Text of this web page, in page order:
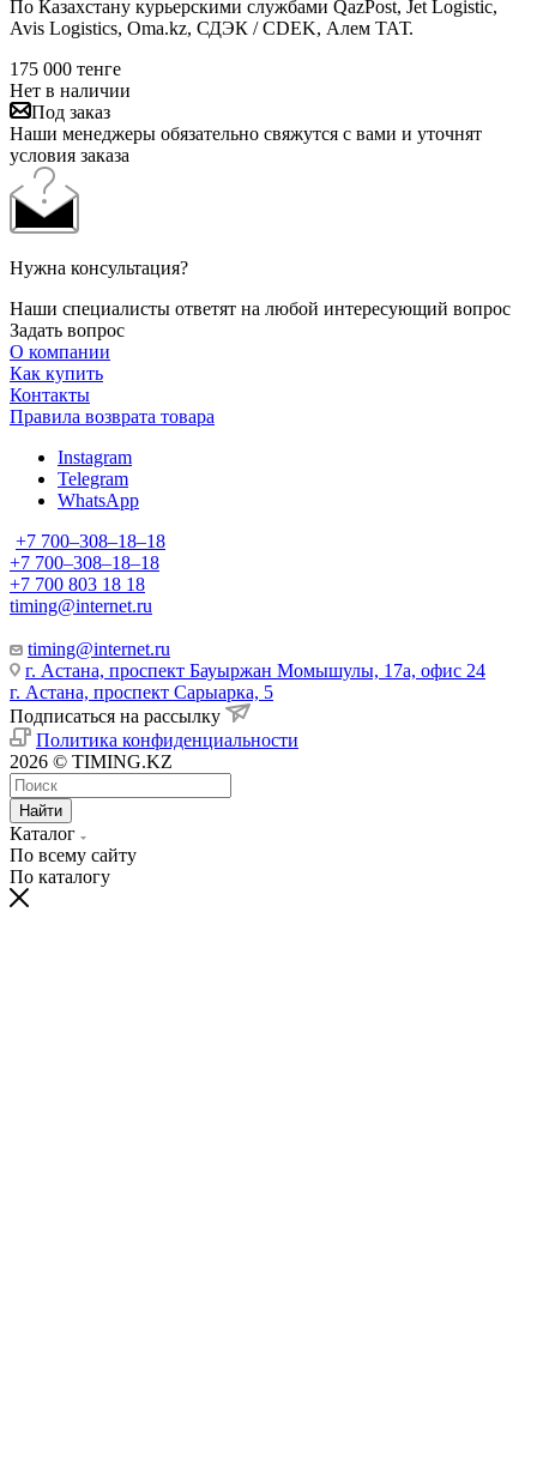
По Казахстану курьерскими службами QazPost, Jet Logistic,
Avis Logistics, Oma.kz, СДЭК / CDEK, Алем ТАТ.
175 000 тенге
Нет в наличии
Под заказ
Наши менеджеры обязательно свяжутся с вами и уточнят
условия заказа
Нужна консультация?
Наши специалисты ответят на любой интересующий вопрос
Задать вопрос
О компании
Как купить
Контакты
Правила возврата товара
Instagram
Telegram
WhatsApp
+7 700‒308‒18‒18
+7 700‒308‒18‒18
+7 700 803 18 18
timing@internet.ru
timing@internet.ru
г. Астана, проспект Бауыржан Момышулы, 17а, офис 24
г. Астана, проспект Сарыарка, 5
Подписаться на рассылку
Политика конфиденциальности
2026 © TIMING.KZ
Найти
Каталог
По всему сайту
По каталогу